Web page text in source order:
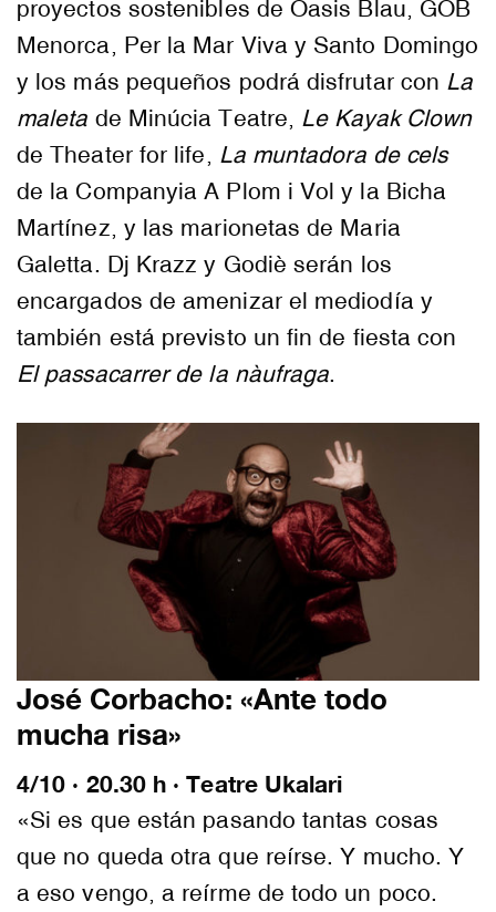
proyectos sostenibles de Oasis Blau, GOB
Menorca, Per la Mar Viva y Santo Domingo
y los más pequeños podrá disfrutar con La
maleta de Minúcia Teatre, Le Kayak Clown
de Theater for life, La muntadora de cels
de la Companyia A Plom i Vol y la Bicha
Martínez, y las marionetas de Maria
Galetta. Dj Krazz y Godiè serán los
encargados de amenizar el mediodía y
también está previsto un fin de fiesta con
El passacarrer de la nàufraga.
José Corbacho: «Ante todo
mucha risa»
4/10 · 20.30 h · Teatre Ukalari
«Si es que están pasando tantas cosas
que no queda otra que reírse. Y mucho. Y
a eso vengo, a reírme de todo un poco.